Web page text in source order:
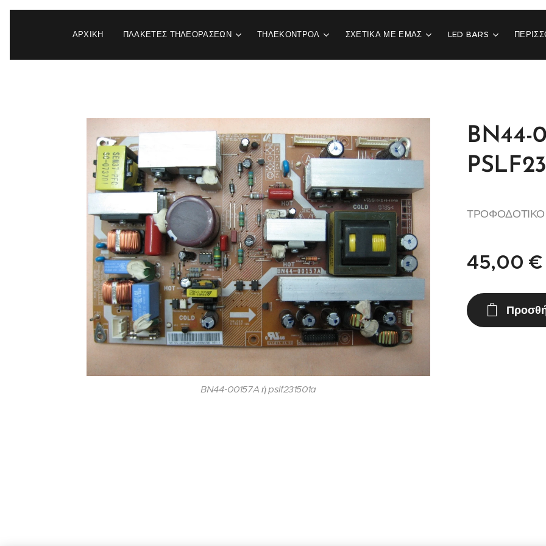
ΑΡΧΙΚΉ ΠΛΑΚΕΤΕΣ ΤΗΛΕΟΡΑΣΕΩΝ ΤΗΛΕΚΟΝΤΡΟΛ ΣΧΕΤΙΚΆ ΜΕ ΕΜΆΣ LED BARS
BN44-
BN44-00157A ή pslf231501a
ΤΡΟΦΟΔΟΤΙΚΟ
45,00 €